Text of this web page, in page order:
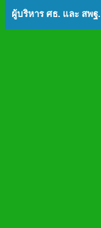
ผู้บริหาร ศธ. และ สพฐ.